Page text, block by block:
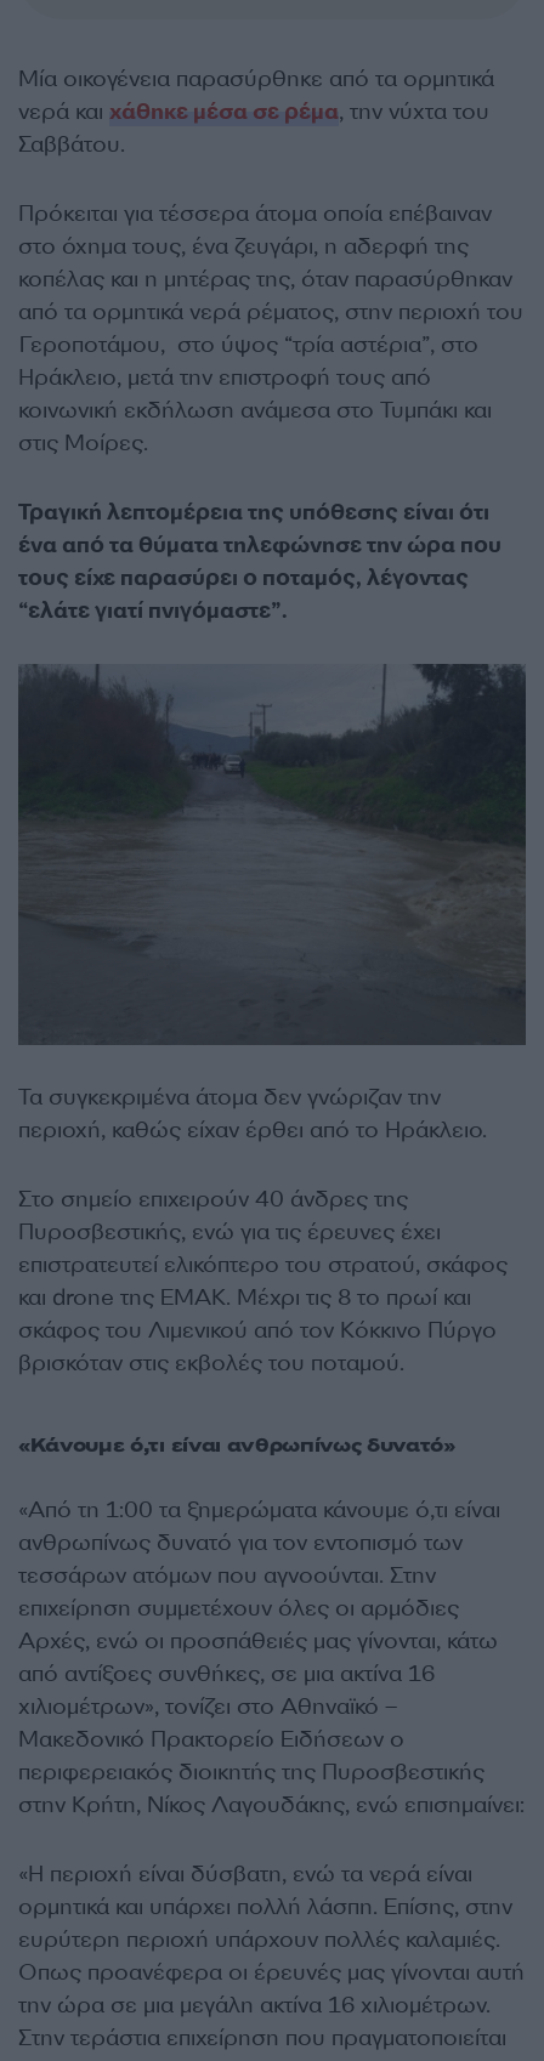
Μία οικογένεια παρασύρθηκε από τα ορμητικά
νερά και χάθηκε μέσα σε ρέμα, την νύχτα του
Σαββάτου.
Πρόκειται για τέσσερα άτομα οποία επέβαιναν
στο όχημα τους, ένα ζευγάρι, η αδερφή της
κοπέλας και η μητέρας της, όταν παρασύρθηκαν
από τα ορμητικά νερά ρέματος, στην περιοχή του
Γεροποτάμου, στο ύψος “τρία αστέρια”, στο
Ηράκλειο, μετά την επιστροφή τους από
κοινωνική εκδήλωση ανάμεσα στο Τυμπάκι και
στις Μοίρες.
Τραγική λεπτομέρεια της υπόθεσης είναι ότι
ένα από τα θύματα τηλεφώνησε την ώρα που
τους είχε παρασύρει ο ποταμός, λέγοντας
“ελάτε γιατί πνιγόμαστε”.
Τα συγκεκριμένα άτομα δεν γνώριζαν την
περιοχή, καθώς είχαν έρθει από το Ηράκλειο.
Στο σημείο επιχειρούν 40 άνδρες της
Πυροσβεστικής, ενώ για τις έρευνες έχει
επιστρατευτεί ελικόπτερο του στρατού, σκάφος
και drone της ΕΜΑΚ. Μέχρι τις 8 το πρωί και
σκάφος του Λιμενικού από τον Κόκκινο Πύργο
βρισκόταν στις εκβολές του ποταμού.
«Κάνουμε ό,τι είναι ανθρωπίνως δυνατό»
«Από τη 1:00 τα ξημερώματα κάνουμε ό,τι είναι
ανθρωπίνως δυνατό για τον εντοπισμό των
τεσσάρων ατόμων που αγνοούνται. Στην
επιχείρηση συμμετέχουν όλες οι αρμόδιες
Αρχές, ενώ οι προσπάθειές μας γίνονται, κάτω
από αντίξοες συνθήκες, σε μια ακτίνα 16
χιλιομέτρων», τονίζει στο Αθηναϊκό –
Μακεδονικό Πρακτορείο Ειδήσεων ο
περιφερειακός διοικητής της Πυροσβεστικής
στην Κρήτη, Νίκος Λαγουδάκης, ενώ επισημαίνει:
«Η περιοχή είναι δύσβατη, ενώ τα νερά είναι
ορμητικά και υπάρχει πολλή λάσπη. Επίσης, στην
ευρύτερη περιοχή υπάρχουν πολλές καλαμιές.
Οπως προανέφερα οι έρευνές μας γίνονται αυτή
την ώρα σε μια μεγάλη ακτίνα 16 χιλιομέτρων.
Στην τεράστια επιχείρηση που πραγματοποιείται